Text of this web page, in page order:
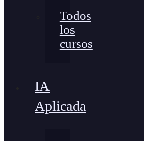
Todos
los
cursos
IA
Aplicada